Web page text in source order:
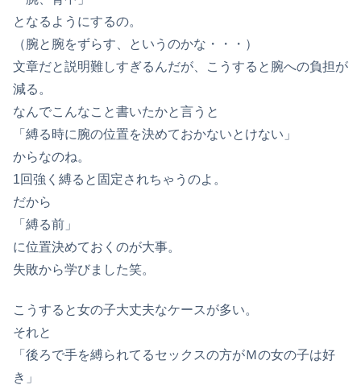
となるようにするの。
（腕と腕をずらす、というのかな・・・）
文章だと説明難しすぎるんだが、こうすると腕への負担が
減る。
なんでこんなこと書いたかと言うと
「縛る時に腕の位置を決めておかないとけない」
からなのね。
1回強く縛ると固定されちゃうのよ。
だから
「縛る前」
に位置決めておくのが大事。
失敗から学びました笑。
こうすると女の子大丈夫なケースが多い。
それと
「後ろで手を縛られてるセックスの方がＭの女の子は好
き」